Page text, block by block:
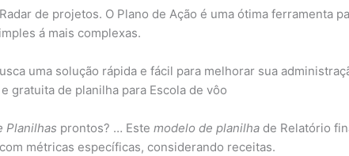
de projetos. O Plano de Ação é uma ótima ferramenta
á mais complexas.
uma solução rápida e fácil para melhorar sua
gratuita de planilha para Escola de vôo
Planilhas prontos? … Este modelo de planilha de Relatório
métricas específicas, considerando receitas.